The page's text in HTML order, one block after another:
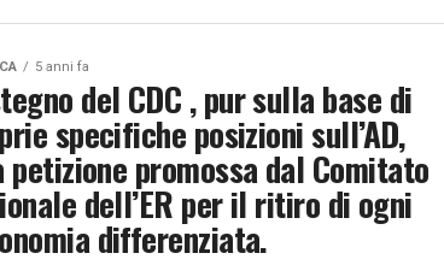
5 anni fa
del CDC , pur sulla base di
specifiche posizioni sull’AD,
petizione promossa dal Comitato
dell’ER per il ritiro di ogni
differenziata.